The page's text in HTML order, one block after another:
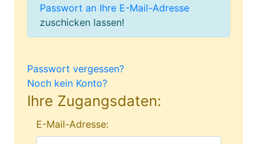
Passwort an Ihre E-Mail-Adresse
zuschicken lassen!
Passwort vergessen?
Noch kein Konto?
Ihre Zugangsdaten:
E-Mail-Adresse: